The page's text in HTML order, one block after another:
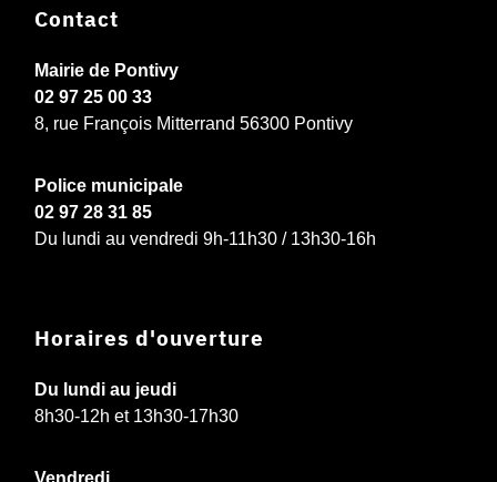
Contact
Mairie de Pontivy
02 97 25 00 33
8, rue François Mitterrand 56300 Pontivy
Police municipale
02 97 28 31 85
Du lundi au vendredi 9h-11h30 / 13h30-16h
Horaires d'ouverture
Du lundi au jeudi
8h30-12h et 13h30-17h30
Vendredi